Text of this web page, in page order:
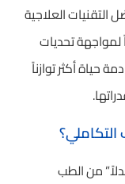
العلاجية
لمواجهة تحديات
حياة أكثر توازناً
من الطب